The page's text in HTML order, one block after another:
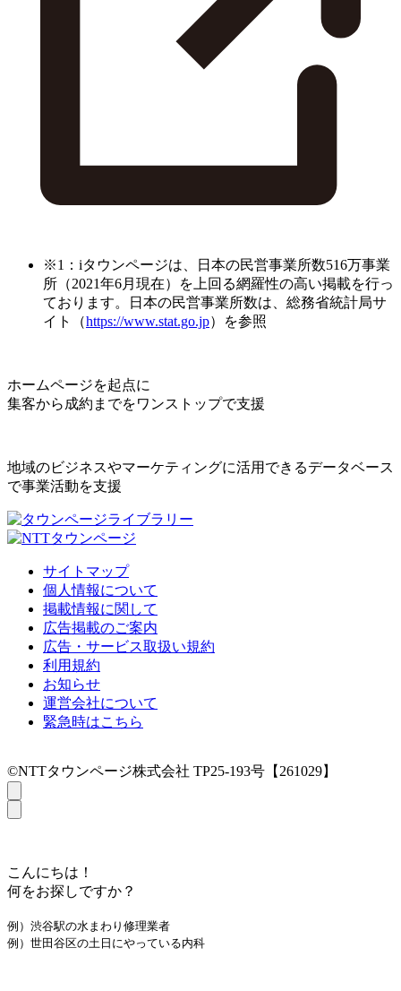
※1：iタウンページは、日本の民営事業所数516万事業
所（2021年6月現在）を上回る網羅性の高い掲載を行っ
ております。日本の民営事業所数は、総務省統計局サ
イト（https://www.stat.go.jp）を参照
ホームページを起点に
集客から成約までをワンストップで支援
地域のビジネスやマーケティングに活用できるデータベース
で事業活動を支援
サイトマップ
個人情報について
掲載情報に関して
広告掲載のご案内
広告・サービス取扱い規約
利用規約
お知らせ
運営会社について
緊急時はこちら
©NTTタウンページ株式会社 TP25-193号【261029】
こんにちは！
何をお探しですか？
例）渋谷駅の水まわり修理業者
例）世田谷区の土日にやっている内科